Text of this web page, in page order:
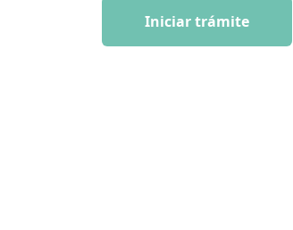
Iniciar trámite